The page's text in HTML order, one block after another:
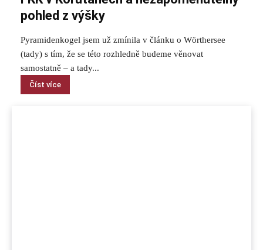
pohled z výšky
Pyramidenkogel jsem už zmínila v článku o Wörthersee
(tady) s tím, že se této rozhledně budeme věnovat
samostatně – a tady...
Číst více